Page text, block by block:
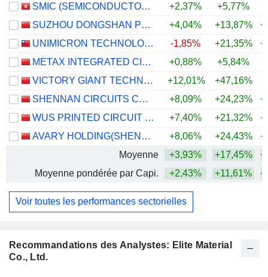
Recommandations des Analystes: Elite Material
Co., Ltd.
SMIC (SEMICONDUCTOR MANUFACTURING INTERNATIONAL COMPANY)
+2,37% +5,77%
SUZHOU DONGSHAN PRECISION MANUFACTURING CO., LTD.
+4,04% +13,87%
UNIMICRON TECHNOLOGY CORP.
-1,85% +21,35%
METAX INTEGRATED CIRCUITS (SHANGHAI) CO., LTD.
+0,88%
+5,84%
VICTORY GIANT TECHNOLOGY (HUIZHOU) CO.,LTD
+12,01% +47,16%
SHENNAN CIRCUITS CO., LTD.
+8,09% +24,23%
WUS PRINTED CIRCUIT (KUNSHAN) CO., LTD.
+7,40% +21,32%
AVARY HOLDING(SHENZHEN)CO., LIMITED
+8,06% +24,43%
Moyenne
+3,93% +17,45%
Moyenne pondérée par Capi.
+2,43% +11,61%
Voir toutes les performances sectorielles